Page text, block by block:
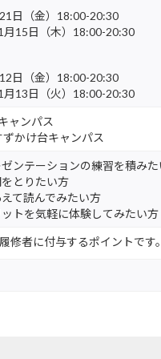
日（金）18:00-20:30
15日（木）18:00-20:30
日（金）18:00-20:30
13日（火）18:00-20:30
ャンパス
かけ台キャンパス
ンテーションの練習を積み
とりたい方
て読んでみたい方
トを気軽に体験してみたい方
修者に付与するポイントです